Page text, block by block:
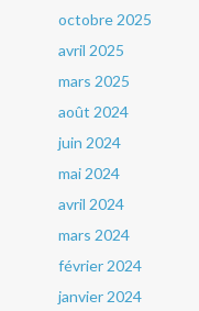
octobre 2025
avril 2025
mars 2025
août 2024
juin 2024
mai 2024
avril 2024
mars 2024
février 2024
janvier 2024